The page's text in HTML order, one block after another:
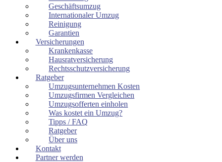
Geschäftsumzug
Internationaler Umzug
Reinigung
Garantien
Versicherungen
Krankenkasse
Hausratversicherung
Rechtsschutzversicherung
Ratgeber
Umzugsunternehmen Kosten
Umzugsfirmen Vergleichen
Umzugsofferten einholen
Was kostet ein Umzug?
Tipps / FAQ
Ratgeber
Über uns
Kontakt
Partner werden